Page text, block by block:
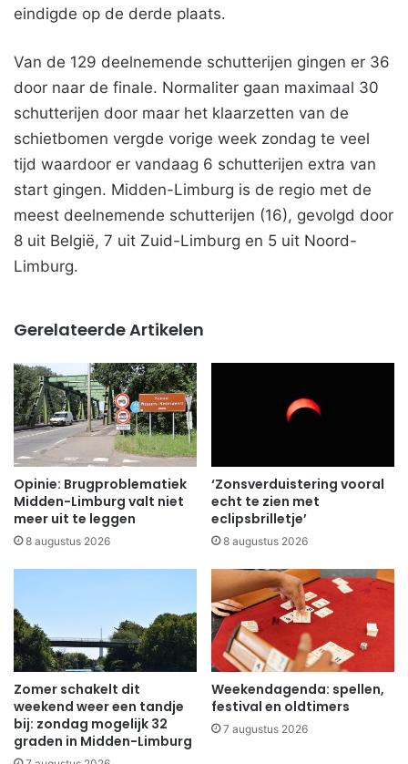
eindigde op de derde plaats.
Van de 129 deelnemende schutterijen gingen er 36
door naar de finale. Normaliter gaan maximaal 30
schutterijen door maar het klaarzetten van de
schietbomen vergde vorige week zondag te veel
tijd waardoor er vandaag 6 schutterijen extra van
start gingen. Midden-Limburg is de regio met de
meest deelnemende schutterijen (16), gevolgd door
8 uit België, 7 uit Zuid-Limburg en 5 uit Noord-
Limburg.
Gerelateerde Artikelen
Opinie: Brugproblematiek
Midden-Limburg valt niet
meer uit te leggen
8 augustus 2026
‘Zonsverduistering vooral
echt te zien met
eclipsbrilletje’
8 augustus 2026
Zomer schakelt dit
weekend weer een tandje
bij: zondag mogelijk 32
graden in Midden-Limburg
Weekendagenda: spellen,
festival en oldtimers
7 augustus 2026